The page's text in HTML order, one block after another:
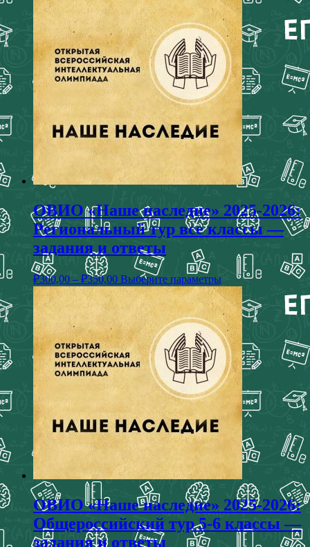
ОВИО «Наше наследие» 2025-2026:
Региональный тур все классы —
задания и ответы
₽300,00 – ₽350,00 Выберите параметры
ОВИО «Наше наследие» 2025-2026:
Общероссийский тур 5-6 классы —
задания и ответы